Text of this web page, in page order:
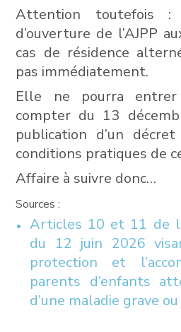
Attention toutefois :
d’ouverture de l’AJPP
cas de résidence
pas immédiatement.
Elle ne pourra entrer
compter du 13
publication d’un
conditions pratiques de
Affaire à suivre donc…
Sources :
Articles 10 et 11 de
du 12 juin 2026
protection et
parents d’enfants
d’une maladie grave